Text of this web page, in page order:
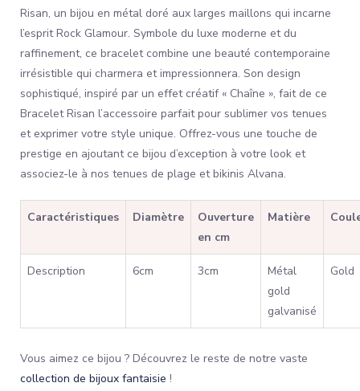
Risan, un bijou en métal doré aux larges maillons qui incarne
l’esprit Rock Glamour. Symbole du luxe moderne et du
raffinement, ce bracelet combine une beauté contemporaine
irrésistible qui charmera et impressionnera. Son design
sophistiqué, inspiré par un effet créatif « Chaîne », fait de ce
Bracelet Risan l’accessoire parfait pour sublimer vos tenues
et exprimer votre style unique. Offrez-vous une touche de
prestige en ajoutant ce bijou d’exception à votre look et
associez-le à nos tenues de plage et bikinis Alvana.
Caractéristiques Diamètre
Ouverture
en cm
Matière
Description 6cm 3cm
Métal
gold
galvanisé
Gold
Vous aimez ce bijou ? Découvrez le reste de notre vaste
collection de bijoux fantaisie !